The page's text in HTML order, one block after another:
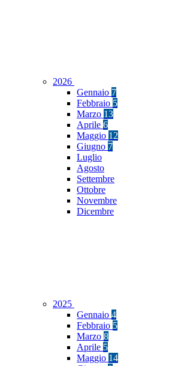
2026
Gennaio 7
Febbraio 5
Marzo 13
Aprile 6
Maggio 12
Giugno 7
Luglio
Agosto
Settembre
Ottobre
Novembre
Dicembre
2025
Gennaio 4
Febbraio 5
Marzo 8
Aprile 5
Maggio 14